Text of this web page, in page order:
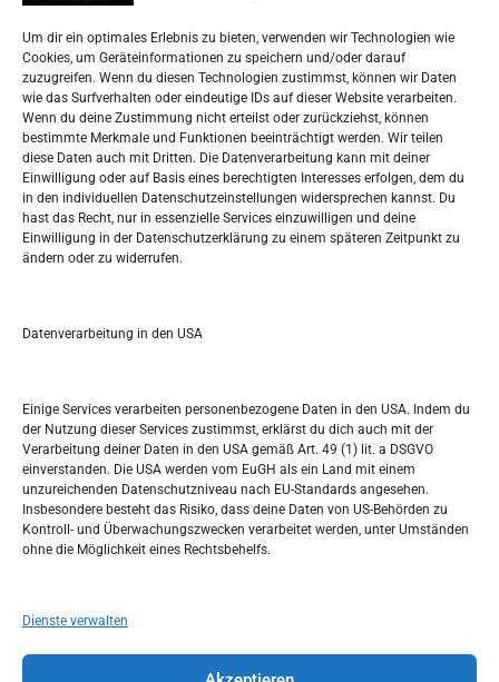
Um dir ein optimales Erlebnis zu bieten, verwenden wir Technologien wie
Cookies, um Geräteinformationen zu speichern und/oder darauf
zuzugreifen. Wenn du diesen Technologien zustimmst, können wir Daten
wie das Surfverhalten oder eindeutige IDs auf dieser Website verarbeiten.
Wenn du deine Zustimmung nicht erteilst oder zurückziehst, können
bestimmte Merkmale und Funktionen beeinträchtigt werden. Wir teilen
diese Daten auch mit Dritten. Die Datenverarbeitung kann mit deiner
Einwilligung oder auf Basis eines berechtigten Interesses erfolgen, dem du
in den individuellen Datenschutzeinstellungen widersprechen kannst. Du
hast das Recht, nur in essenzielle Services einzuwilligen und deine
Einwilligung in der Datenschutzerklärung zu einem späteren Zeitpunkt zu
ändern oder zu widerrufen.
Datenverarbeitung in den USA
Einige Services verarbeiten personenbezogene Daten in den USA. Indem du
der Nutzung dieser Services zustimmst, erklärst du dich auch mit der
Verarbeitung deiner Daten in den USA gemäß Art. 49 (1) lit. a DSGVO
einverstanden. Die USA werden vom EuGH als ein Land mit einem
unzureichenden Datenschutzniveau nach EU-Standards angesehen.
Insbesondere besteht das Risiko, dass deine Daten von US-Behörden zu
Kontroll- und Überwachungszwecken verarbeitet werden, unter Umständen
ohne die Möglichkeit eines Rechtsbehelfs.
Dienste verwalten
Datenschutzerklärung
Widerufsbelehrung
Oglašavanje / Postavite svoj oglas
Tko je “Idemo u Svijet – Njemačka?
Pretražite stranicu:
S
SEPTEMBER 2022
M D M D F S
1 2 3
5 6 7 8 9 10 11
19 20
26 27 28 29 30